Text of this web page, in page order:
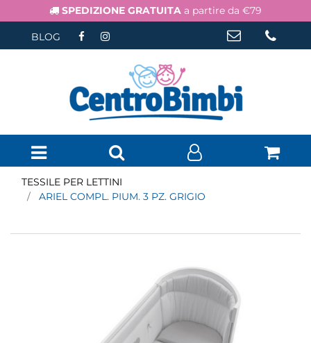
SPEDIZIONE GRATUITA a partire da €79
BLOG
Open menu
TESSILE PER LETTINI
ARIEL COMPL. PIUM. 3 PZ. GRIGIO